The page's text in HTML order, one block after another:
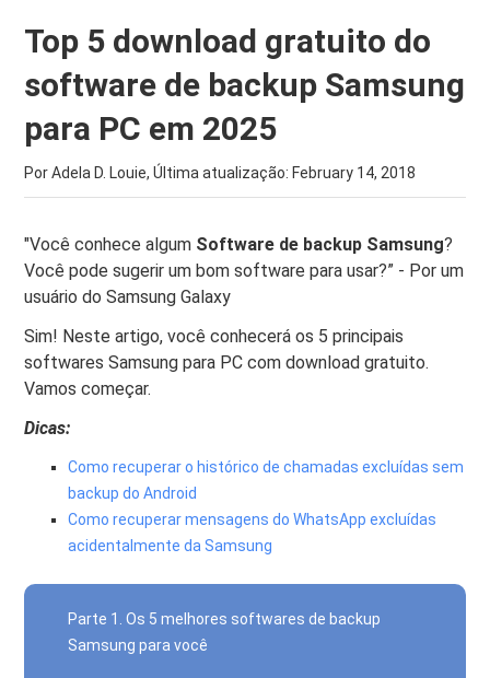
Top 5 download gratuito do
software de backup Samsung
para PC em 2025
Por Adela D. Louie, Última atualização: February 14, 2018
"Você conhece algum Software de backup Samsung?
Você pode sugerir um bom software para usar?” - Por um
usuário do Samsung Galaxy
Sim! Neste artigo, você conhecerá os 5 principais
softwares Samsung para PC com download gratuito.
Vamos começar.
Dicas:
Como recuperar o histórico de chamadas excluídas sem
backup do Android
Como recuperar mensagens do WhatsApp excluídas
acidentalmente da Samsung
Parte 1. Os 5 melhores softwares de backup
Samsung para você